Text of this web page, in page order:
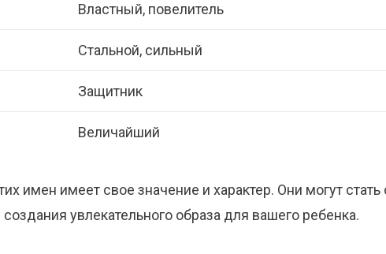
Властный, повелитель
Стальной, сильный
Защитник
Величайший
имен имеет свое значение и характер. Они могут стать
увлекательного образа для вашего ребенка.